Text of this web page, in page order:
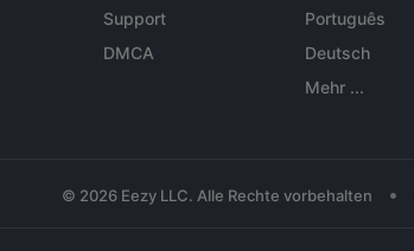
Support
DMCA
Português
Deutsch
Mehr ...
© 2026 Eezy LLC. Alle Rechte vorbehalten •